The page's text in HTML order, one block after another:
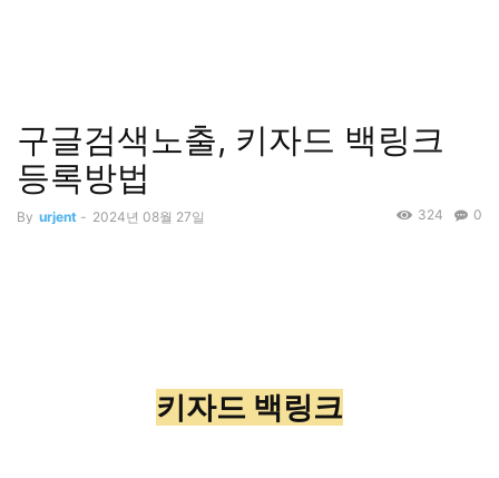
구글검색노출, 키자드 백링크
등록방법
By urjent - 2024년 08월 27일 0
324
키자드 백링크